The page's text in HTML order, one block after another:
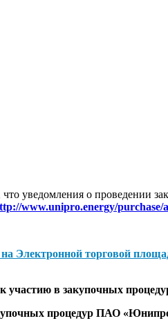
уведомления о
www.unipro.energy/purchase/
Электронной торговой
в закупочных
процедур ПАО